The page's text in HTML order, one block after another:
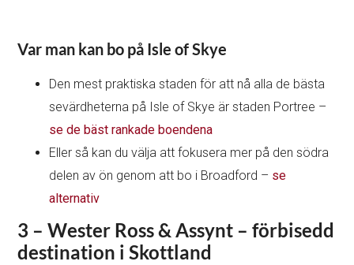
Var man kan bo på Isle of Skye
Den mest praktiska staden för att nå alla de bästa
sevärdheterna på Isle of Skye är staden Portree –
se de bäst rankade boendena
Eller så kan du välja att fokusera mer på den södra
delen av ön genom att bo i Broadford – se
alternativ
3 – Wester Ross & Assynt – förbisedd
destination i Skottland